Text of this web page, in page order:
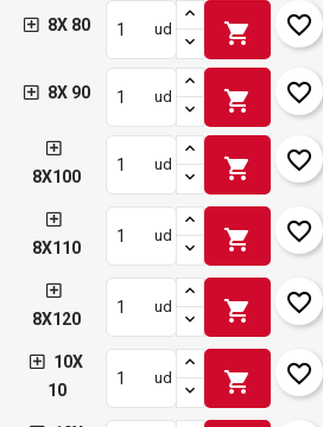
8X 80 ud shopping_cart favorite_border
8X 90 ud shopping_cart favorite_border
8X100
ud shopping_cart favorite_border
8X110
ud shopping_cart favorite_border
8X120
ud shopping_cart favorite_border
10X
10
ud shopping_cart favorite_border